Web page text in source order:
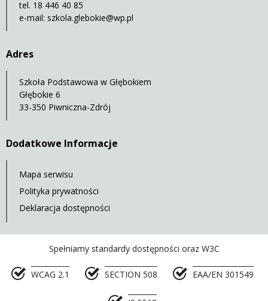
tel. 18 446 40 85
e-mail: szkola.glebokie@wp.pl
Adres
Szkoła Podstawowa w Głębokiem
Głębokie 6
33-350 Piwniczna-Zdrój
Dodatkowe Informacje
Mapa serwisu
Polityka prywatności
Deklaracja dostępności
Spełniamy standardy dostępności oraz W3C
WCAG 2.1 SECTION 508 EAA/EN 301549